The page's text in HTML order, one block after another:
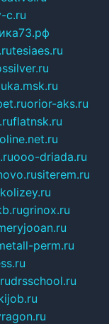
c.ru
tesiaes.ru
orior-aks.ru
flatnsk.ru
ooo-driada.ru
siterem.ru
grinox.ru
perm.ru
drsschool.ru